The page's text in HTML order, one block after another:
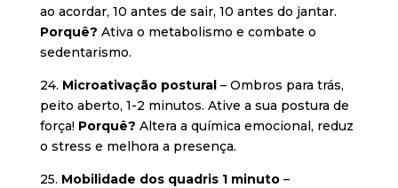
ao acordar, 10 antes de sair, 10 antes do jantar.
Porquê? Ativa o metabolismo e combate o
sedentarismo.
24. Microativação postural– Ombros para trás,
peito aberto, 1-2 minutos. Ative a sua postura de
força! Porquê? Altera a química emocional, reduz
o stress e melhora a presença.
25. Mobilidade dos quadris 1 minuto–